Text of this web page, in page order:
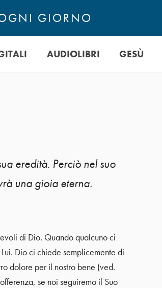
GIORNO
AUDIOLIBRI GESÙ
eredità. Perciò nel suo
una gioia eterna.
di Dio. Quando qualcuno ci
Dio ci chiede semplicemente di
dolore per il nostro bene (ved.
se noi seguiremo il Suo